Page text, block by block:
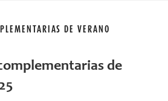
DE VERANO
de